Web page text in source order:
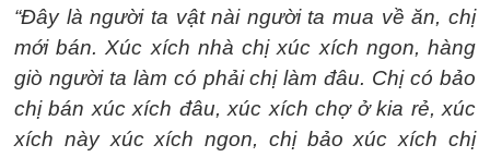
“Đây là người ta vật nài người ta mua về ăn, chị
mới bán. Xúc xích nhà chị xúc xích ngon, hàng
giò người ta làm có phải chị làm đâu. Chị có bảo
chị bán xúc xích đâu, xúc xích chợ ở kia rẻ, xúc
xích này xúc xích ngon, chị bảo xúc xích chị